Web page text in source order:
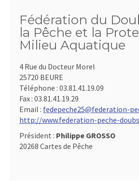
Fédération du
la Pêche et la
Milieu Aquatique
4 Rue du Docteur Morel
25720 BEURE
Téléphone : 03.81.41.19.09
Fax : 03.81.41.19.29
Email : fedepeche25@federation-
http://www.federation-peche-
Président : Philippe GROSSO
20268 Cartes de Pêche